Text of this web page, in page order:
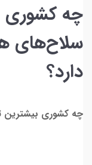
چه کشوری
سلا‌ح‌های
دارد؟
چه کشوری بیشترین